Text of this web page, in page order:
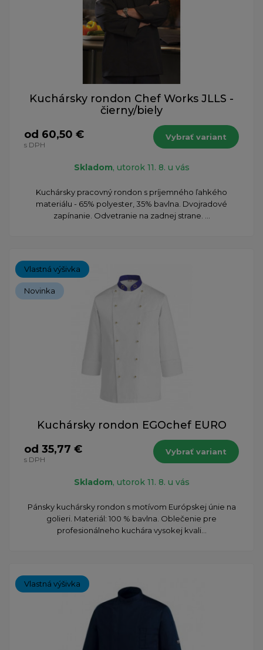
Kuchársky rondon Chef Works JLLS -
čierny/biely
od 60,50 €
s DPH
Vybrať variant
Skladom, utorok 11. 8. u vás
Kuchársky pracovný rondon s príjemného ľahkého
materiálu - 65% polyester, 35% bavlna. Dvojradové
zapínanie. Odvetranie na zadnej strane. ...
Vlastná výšivka
Novinka
Kuchársky rondon EGOchef EURO
od 35,77 €
s DPH
Vybrať variant
Skladom, utorok 11. 8. u vás
Pánsky kuchársky rondon s motívom Európskej únie na
golieri. Materiál: 100 % bavlna. Oblečenie pre
profesionálneho kuchára vysokej kvali...
Vlastná výšivka